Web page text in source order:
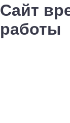
Сайт
работы